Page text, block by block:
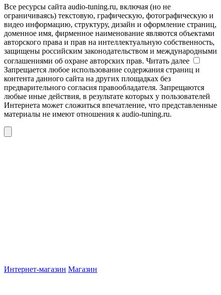
Все ресурсы сайта audio-tuning.ru, включая (но не
ограничиваясь) текстовую, графическую, фотографическую и
видео информацию, структуру, дизайн и оформление страниц,
доменное имя, фирменное наименование являются объектами
авторского права и прав на интеллектуальную собственность,
защищены российским законодательством и международными
соглашениями об охране авторских прав. Читать далее
Запрещается любое использование содержания страниц и
контента данного сайта на других площадках без
предварительного согласия правообладателя. Запрещаются
любые иные действия, в результате которых у пользователей
Интернета может сложиться впечатление, что представленные
материалы не имеют отношения к audio-tuning.ru.
Интернет-магазин Магазин